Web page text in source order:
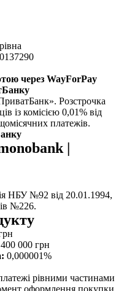
через WayForPay
Розстрочка
із комісією 0,01% від
платежів.
|
НБУ №92 від 20.01.1994,
№226.
400 000 грн
0,000001%
рівними частинами
оформлення покупки